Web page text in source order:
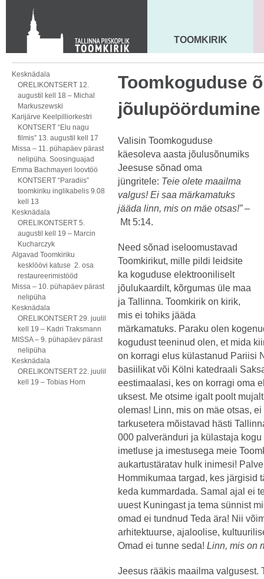
Toom-Kooli 6, 10130 TALLINN
tallinna.toom
+372 644 4140
MAARJA KIRIK
TOOMKIRIK
Kesknädala
ORELIKONTSERT 12.
augustil kell 18 – Michal
Markuszewski
Karijärve Keelpilliorkestri
KONTSERT “Elu nagu
filmis” 13. augustil kell 17
Missa – 11. pühapäev pärast
nelipüha. Soosinguajad
Emma Bachmayeri loovtöö
KONTSERT “Paradiis”
toomkiriku inglikabelis 9.08
kell 13
Kesknädala
ORELIKONTSERT 5.
augustil kell 19 – Marcin
Kucharczyk
Algavad Toomkiriku
kesklöövi katuse 2. osa
restaureerimistööd
Missa – 10. pühapäev pärast
nelipüha
Kesknädala
ORELIKONTSERT 29. juulil
kell 19 – Kadri Traksmann
MISSA – 9. pühapäev pärast
nelipüha
Kesknädala
ORELIKONTSERT 22. juulil
kell 19 – Tobias Horn
Toomkoguduse
Valisin Toomkoguduse
käesoleva aasta jõulusõnumiks
Jeesuse sõnad oma
jüngritele: Teie olete maailma
valgus!Ei saa märkamatuks
jääda linn, mis on mäe otsas!” –
Mt 5:14.
Need sõnad iseloomustavad
Toomkirikut, mille pildi leidsite
ka koguduse elektrooniliselt
jõulukaardilt, kõrgumas üle maa
ja Tallinna. Toomkirik on kirik,
mis ei tohiks jääda
märkamatuks. Paraku olen
kogudust teeninud olen, et mida
on korragi elus külastanud Pariisi
basiilikat või Kölni katedraali
eestimaalasi, kes on korragi oma
uksest. Me otsime igalt poolt
olemas! Linn, mis on mäe otsas,
tarkusetera mõistavad hästi
000 palveränduri ja külastaja
imetluse ja imestusega meie
aukartustäratav hulk inimesi!
Hommikumaa targad, kes järgisid
keda kummardada. Samal ajal ei
uuest Kuningast ja tema sünnist
omad ei tundnud Teda ära! Nii
arhitektuurse, ajaloolise,
Omad ei tunne seda! Linn, mis on
Jeesus rääkis maailma valgusest.